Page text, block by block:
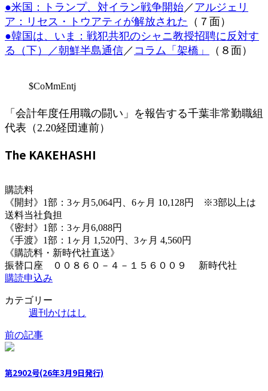
●米国：トランプ、対イラン戦争開始 ／ アルジェリ
ア：リセス・トウアティが解放された （７面）
●韓国は、いま：戦犯共犯のシャニ教授招聘に反対す
る（下）／朝鮮半島通信 ／ コラム「架橋」 （８面）
$CoMmEntj
「会計年度任用職の闘い」を報告する千葉非常勤職組
代表（2.20経団連前）
The KAKEHASHI
購読料
《開封》1部：3ヶ月5,064円、6ヶ月 10,128円 ※3部以上は
送料当社負担
《密封》1部：3ヶ月6,088円
《手渡》1部：1ヶ月 1,520円、3ヶ月 4,560円
《購読料・新時代社直送》
振替口座 ００８６０－４－１５６００９ 新時代社
購読申込み
カテゴリー
週刊かけはし
前の記事
第2902号(26年3月9日発行)